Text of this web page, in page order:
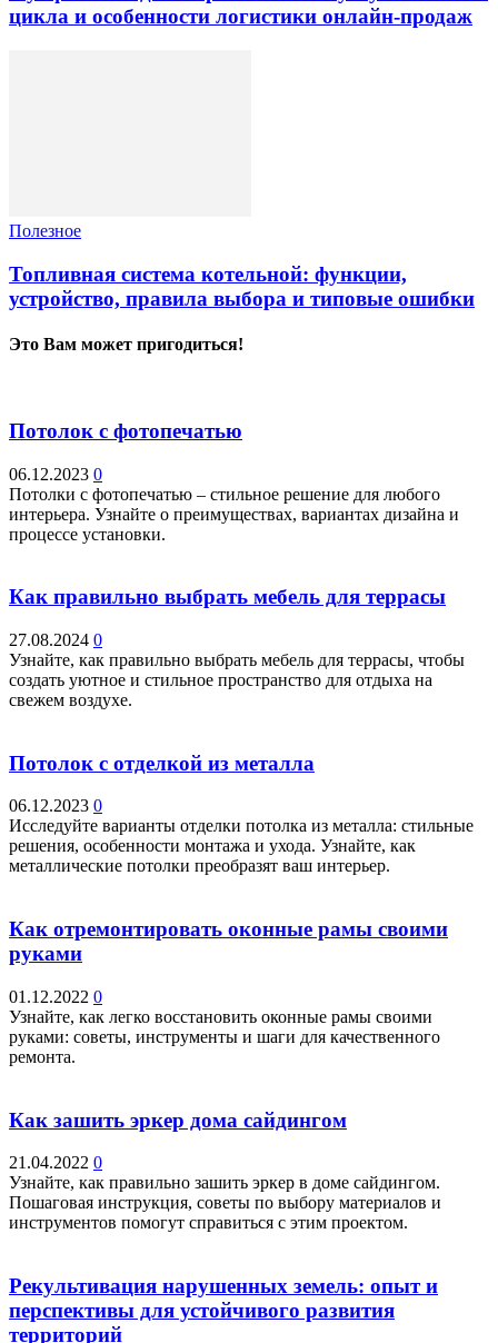
цикла и особенности логистики онлайн-продаж
Полезное
Топливная система котельной: функции,
устройство, правила выбора и типовые ошибки
Это Вам может пригодиться!
Потолок с фотопечатью
06.12.2023 0
Потолки с фотопечатью – стильное решение для любого
интерьера. Узнайте о преимуществах, вариантах дизайна и
процессе установки.
Как правильно выбрать мебель для террасы
27.08.2024 0
Узнайте, как правильно выбрать мебель для террасы, чтобы
создать уютное и стильное пространство для отдыха на
свежем воздухе.
Потолок с отделкой из металла
06.12.2023 0
Исследуйте варианты отделки потолка из металла: стильные
решения, особенности монтажа и ухода. Узнайте, как
металлические потолки преобразят ваш интерьер.
Как отремонтировать оконные рамы своими
руками
01.12.2022 0
Узнайте, как легко восстановить оконные рамы своими
руками: советы, инструменты и шаги для качественного
ремонта.
Как зашить эркер дома сайдингом
21.04.2022 0
Узнайте, как правильно зашить эркер в доме сайдингом.
Пошаговая инструкция, советы по выбору материалов и
инструментов помогут справиться с этим проектом.
Рекультивация нарушенных земель: опыт и
перспективы для устойчивого развития
территорий